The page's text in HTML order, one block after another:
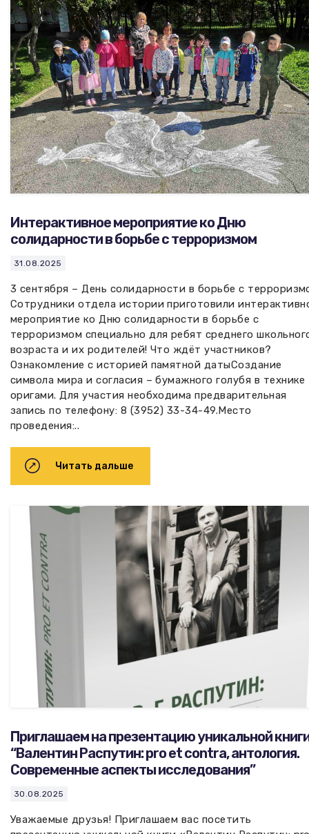
Вакансии музея
Независимая оценка
Проекты и программы
Научные издания
Новости
Прейскурант
Фонды и коллекции
Дирекция
Ледокол Ангара
Музей В.Г. Распутина
КПЦ им. свт. Иннокентия (Вениаминова)
Научно-фондовый отдел
Мемориальный дом А.М. Тюрюмина
Музеи региона
Повышение квалификации
Передвижные выставки
Отчетность
Профессиональные мероприятия
Интерактивное мероприятие ко Дню
солидарности в борьбе с терроризмом
31.08.2025
3 сентября – День солидарности в борьбе с
Сотрудники отдела истории приготовили
мероприятие ко Дню солидарности в борьбе с
терроризмом специально для ребят среднего
возраста и их родителей! Что ждёт участников?
Ознакомление с историей памятной датыСоздание
символа мира и согласия – бумажного голубя в технике
оригами. Для участия необходима предварительная
запись по телефону: 8 (3952) 33-34-49.Место
проведения:..
Читать дальше
Приглашаем на презентацию уникальной
“Валентин Распутин: pro et contra, антология.
Современные аспекты исследования”
30.08.2025
Уважаемые друзья! Приглашаем вас посетить